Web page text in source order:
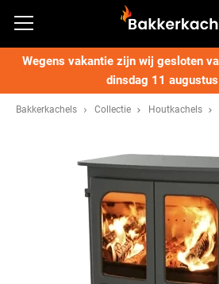
Wegens vakantie zijn wij gesloten
dinsdag 11
Bakkerkachels Collectie Houtkachels